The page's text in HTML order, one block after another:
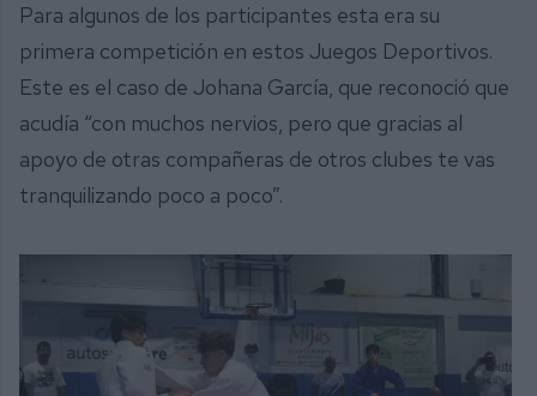
Para algunos de los participantes esta era su
primera competición en estos Juegos Deportivos.
Este es el caso de Johana García, que reconoció que
acudía “con muchos nervios, pero que gracias al
apoyo de otras compañeras de otros clubes te vas
tranquilizando poco a poco”.